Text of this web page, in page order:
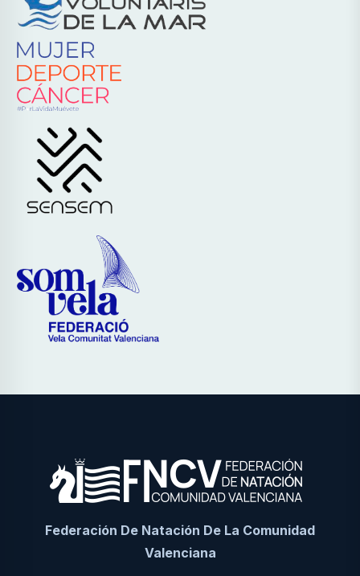
Federación De Natación De La Comunidad
Valenciana